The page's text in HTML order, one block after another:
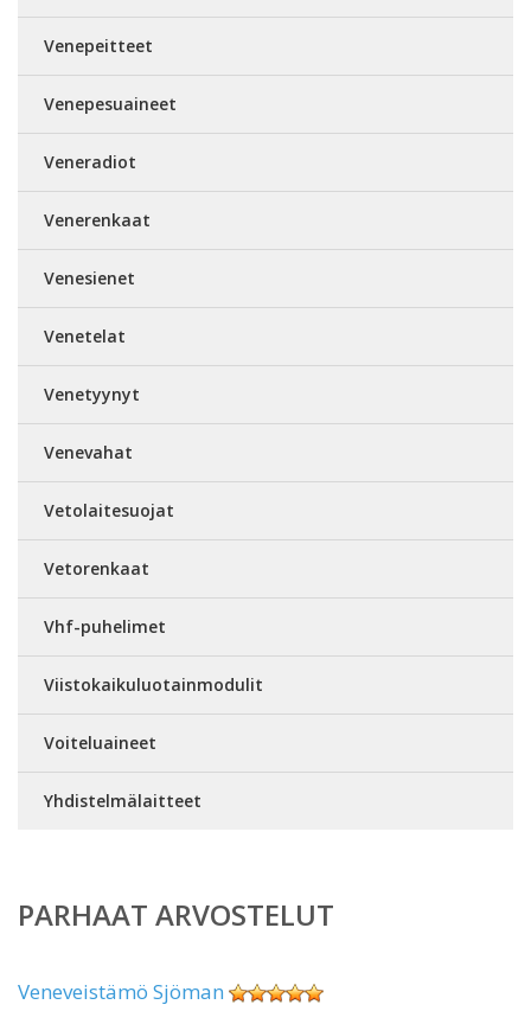
Venepeitteet
Venepesuaineet
Veneradiot
Venerenkaat
Venesienet
Venetelat
Venetyynyt
Venevahat
Vetolaitesuojat
Vetorenkaat
Vhf-puhelimet
Viistokaikuluotainmodulit
Voiteluaineet
Yhdistelmälaitteet
PARHAAT ARVOSTELUT
Veneveistämö Sjöman